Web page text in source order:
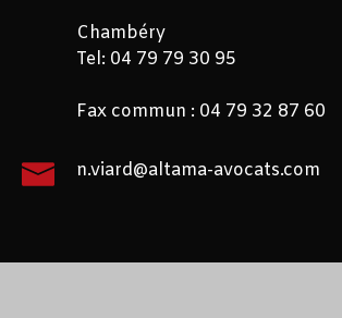
Chambéry
Tel: 04 79 79 30 95
Fax commun : 04 79 32 87 60
n.viard@altama-avocats.com